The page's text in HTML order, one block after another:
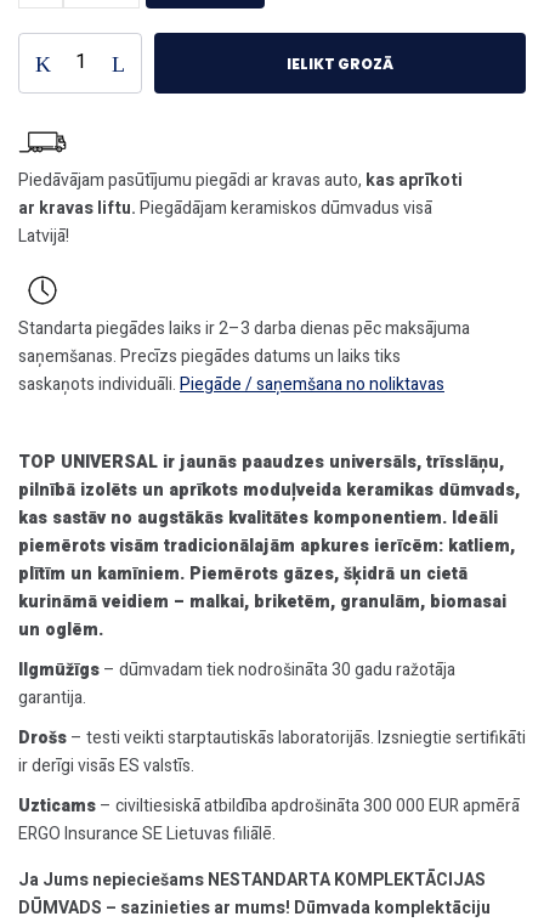
dūmvads
skurstenis
bez
ventilācijas,
Ø200
h=5,5m,
kompl.
daudzums
IELIKT GROZĀ
Piedāvājam pasūtījumu piegādi ar kravas auto, kas aprīkoti
ar kravas liftu.Piegādājam keramiskos dūmvadus visā
Latvijā!
Standarta piegādes laiks ir 2–3 darba dienas pēc maksājuma
saņemšanas. Precīzs piegādes datums un laiks tiks
saskaņots individuāli.Piegāde / saņemšana no noliktavas
TOP UNIVERSAL ir jaunās paaudzes universāls, trīsslāņu,
pilnībā izolēts un aprīkots moduļveida keramikas dūmvads,
kas sastāv no augstākās kvalitātes komponentiem. Ideāli
piemērots visām tradicionālajām apkures ierīcēm: katliem,
plītīm un kamīniem. Piemērots gāzes, šķidrā un cietā
kurināmā veidiem – malkai, briketēm, granulām, biomasai
un oglēm.
Ilgmūžīgs– dūmvadam tiek nodrošināta 30 gadu ražotāja
garantija.
Drošs– testi veikti starptautiskās laboratorijās. Izsniegtie sertifikāti
ir derīgi visās ES valstīs.
Uzticams– civiltiesiskā atbildība apdrošināta 300 000 EUR apmērā
ERGO Insurance SE Lietuvas filiālē.
Ja Jums nepieciešams NESTANDARTA KOMPLEKTĀCIJAS
DŪMVADS – sazinieties ar mums! Dūmvada komplektāciju